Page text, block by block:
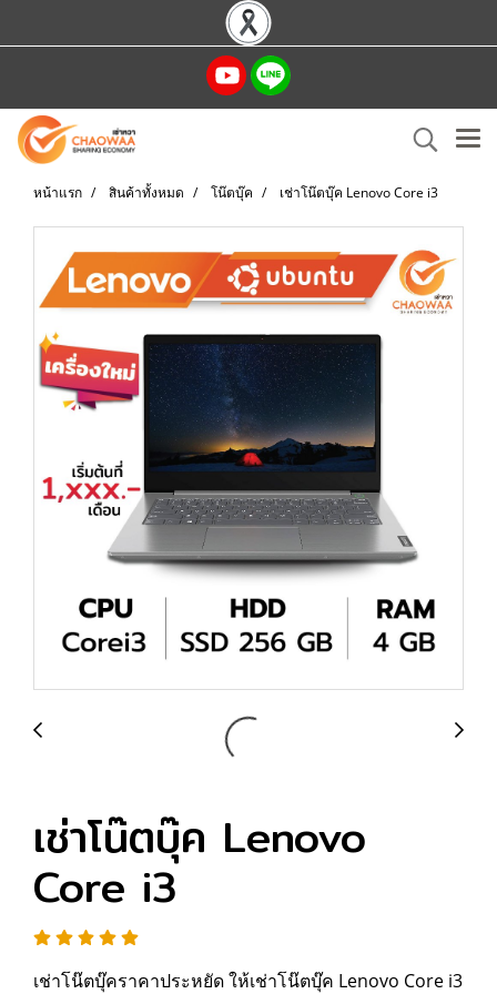
หน้าแรก สินค้าทั้งหมด โน๊ตบุ๊ค เช่าโน๊ตบุ๊ค Lenovo Core i3
เช่าโน๊ตบุ๊ค Lenovo
Core i3
เช่าโน๊ตบุ๊คราคาประหยัด ให้เช่าโน๊ตบุ๊ค Lenovo Core i3